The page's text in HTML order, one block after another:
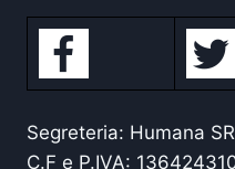
Segreteria: Humana
C.F e P.IVA: